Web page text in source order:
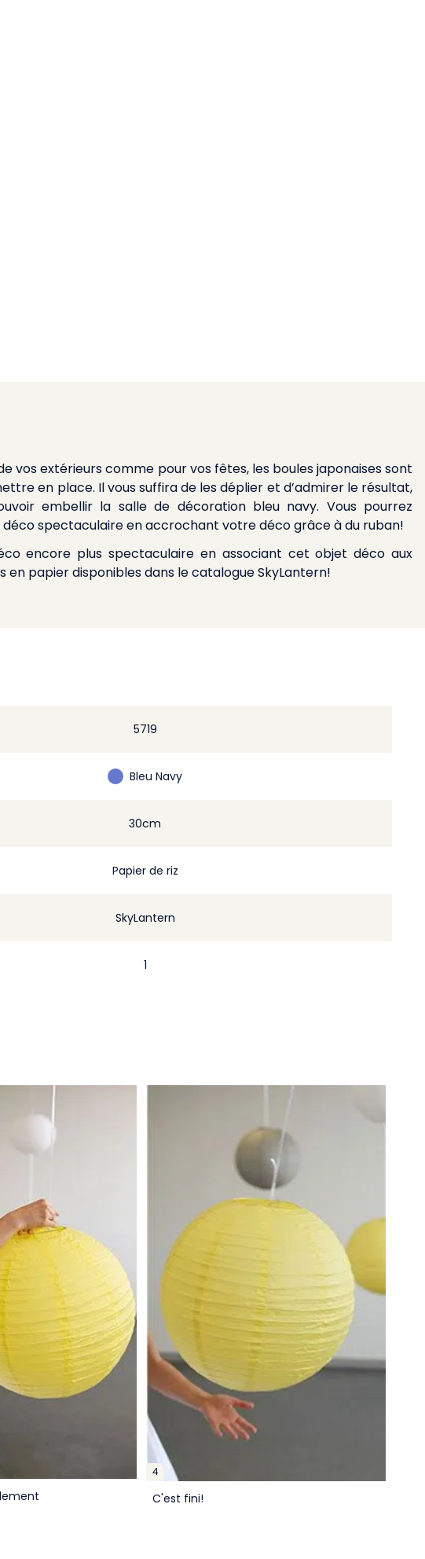
vos extérieurs comme pour vos fêtes, les boules japonaises sont
en place. Il vous suffira de les déplier et d’admirer le résultat,
embellir la salle de décoration bleu navy. Vous pourrez
spectaculaire en accrochant votre déco grâce à du ruban!
encore plus spectaculaire en associant cet objet déco aux
en papier disponibles dans le catalogue SkyLantern!
5719
Bleu Navy
30cm
Papier de riz
SkyLantern
1
4
C'est fini!